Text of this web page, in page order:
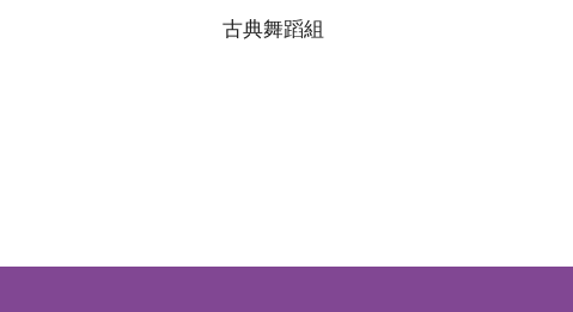
古典舞蹈組